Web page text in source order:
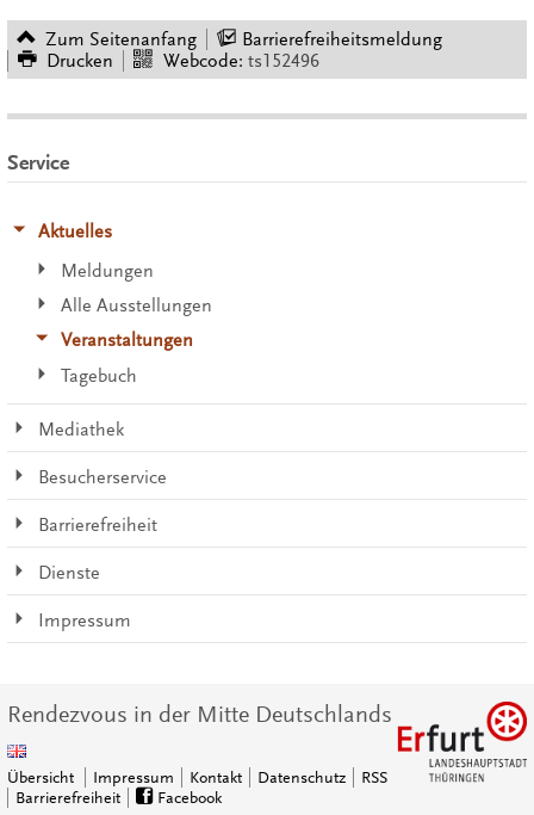
Zum Seitenanfang
Barrierefreiheitsmeldung
Drucken
Webcode: ts152496
Service
Aktuelles
Meldungen
Alle Ausstellungen
Veranstaltungen
Tagebuch
Mediathek
Besucherservice
Barrierefreiheit
Dienste
Impressum
Rendezvous in der Mitte Deutschlands
Übersicht Impressum Kontakt Datenschutz
RSS
Barrierefreiheit
Facebook